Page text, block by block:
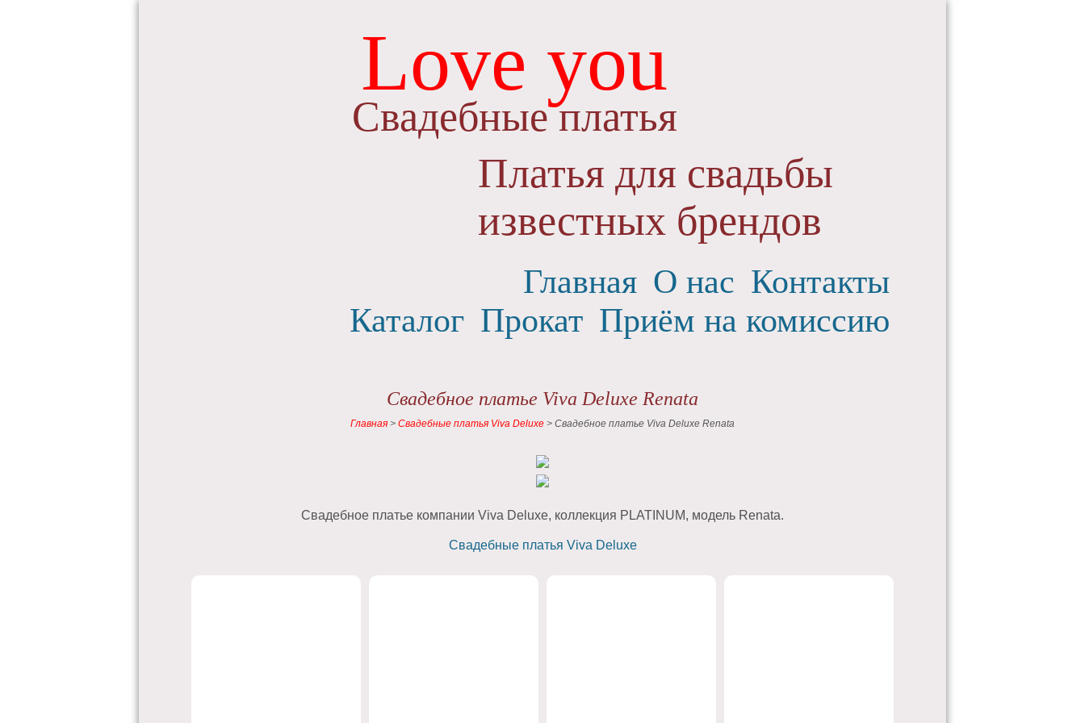
Love you
Свадебные платья
Платья для свадьбы
известных брендов
Контакты
О нас
Главная
Приём на комиссию
Прокат
Каталог
Свадебное платье Viva Deluxe Renata
Главная > Свадебные платья Viva Deluxe > Свадебное платье Viva Deluxe Renata
Свадебное платье компании Viva Deluxe, коллекция PLATINUM, модель Renata.
Свадебные платья Viva Deluxe